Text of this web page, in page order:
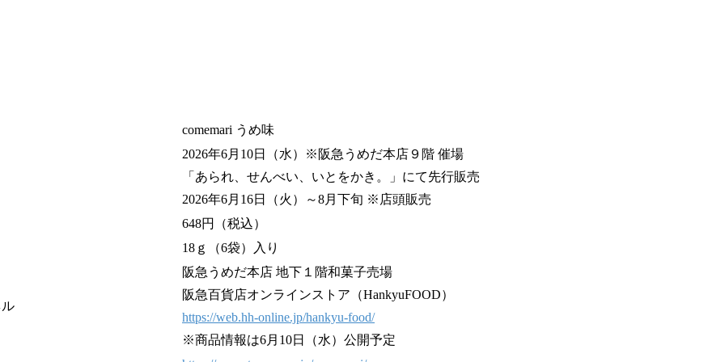
comemari うめ味
2026年6月10日（水）※阪急うめだ本店９階 催場
「あられ、せんべい、いとをかき。」にて先行販売
2026年6月16日（火）～8月下旬 ※店頭販売
648円（税込）
18ｇ（6袋）入り
阪急うめだ本店 地下１階和菓子売場
阪急百貨店オンラインストア（HankyuFOOD）
https://web.hh-online.jp/hankyu-food/
※商品情報は6月10日（水）公開予定